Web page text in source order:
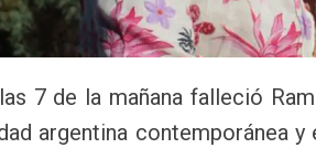
7 de la mañana falleció
argentina contemporánea